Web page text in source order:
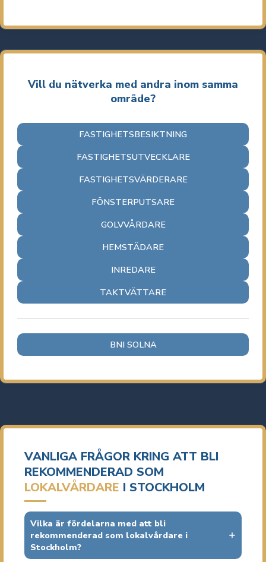
Vill du nätverka med andra inom samma
område?
FASTIGHETSBESIKTNING
FASTIGHETSUTVECKLARE
FASTIGHETSVÄRDERARE
FÖNSTERPUTSARE
GOLVVÅRDARE
HEMSTÄDARE
INREDARE
TAKTVÄTTARE
BNI SOLNA
VANLIGA FRÅGOR KRING ATT BLI
REKOMMENDERAD SOM
LOKALVÅRDARE I STOCKHOLM
Vilka är fördelarna med att bli
rekommenderad som lokalvårdare i
Stockholm?